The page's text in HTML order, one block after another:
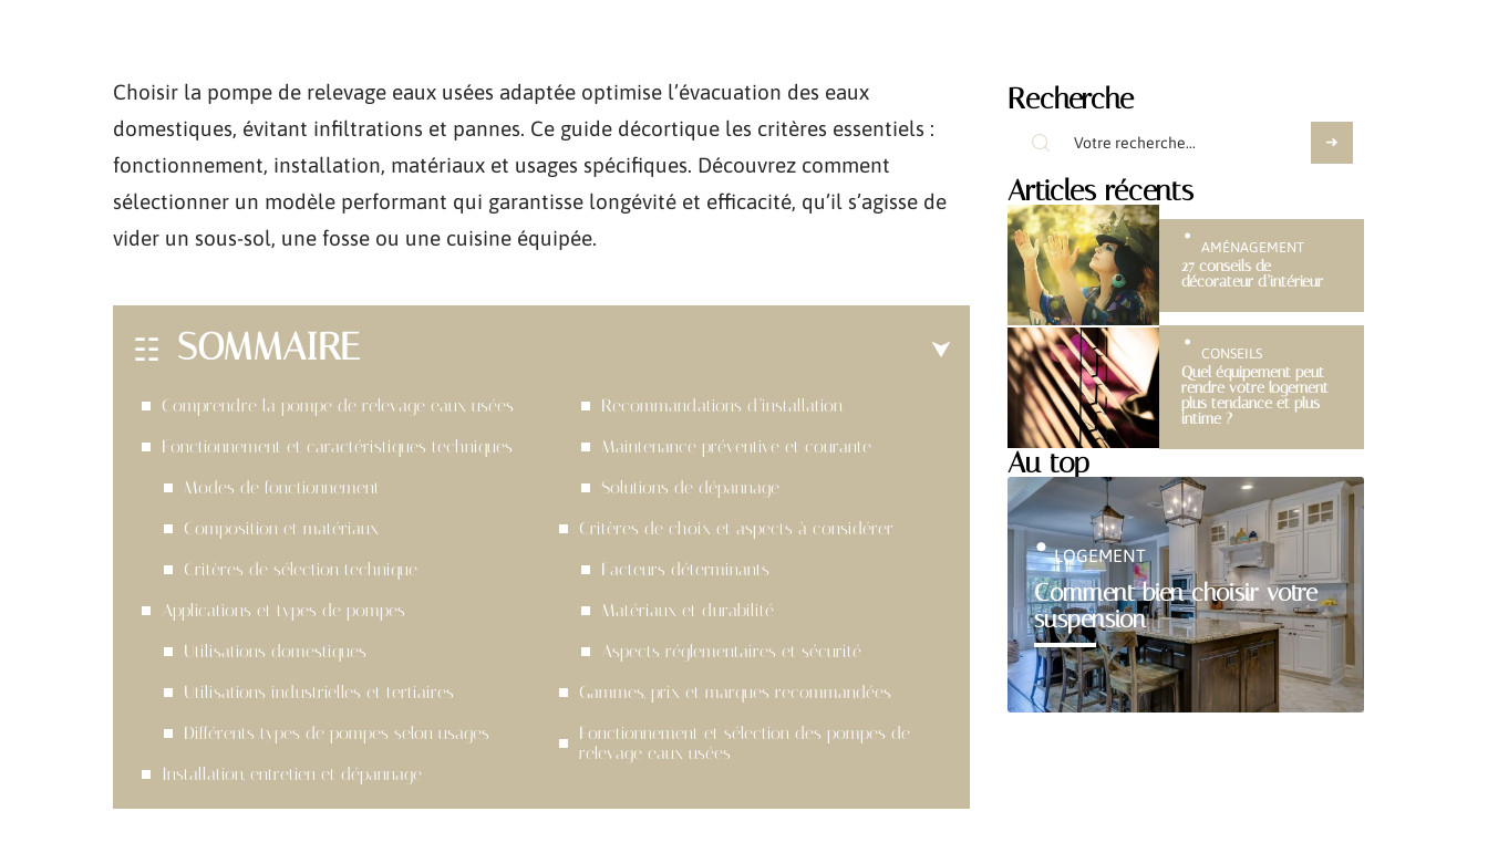
Choisir la pompe de relevage eaux usées adaptée optimise l’évacuation des eaux
domestiques, évitant infiltrations et pannes. Ce guide décortique les critères essentiels :
fonctionnement, installation, matériaux et usages spécifiques. Découvrez comment
sélectionner un modèle performant qui garantisse longévité et efficacité, qu’il s’agisse de
vider un sous-sol, une fosse ou une cuisine équipée.
SOMMAIRE
Comprendre la pompe de relevage eaux usées
Fonctionnement et caractéristiques techniques
Modes de fonctionnement
Composition et matériaux
Critères de sélection technique
Applications et types de pompes
Utilisations domestiques
Utilisations industrielles et tertiaires
Différents types de pompes selon usages
Installation, entretien et dépannage
Recommandations d’installation
Maintenance préventive et courante
Solutions de dépannage
Critères de choix et aspects à considérer
Facteurs déterminants
Matériaux et durabilité
Aspects réglementaires et sécurité
Gammes, prix et marques recommandées
Fonctionnement et sélection des pompes de
relevage eaux usées
Recherche
Articles récents
AMÉNAGEMENT
27 conseils de
décorateur d’intérieur
CONSEILS
Quel équipement peut
rendre votre logement
plus tendance et plus
intime ?
Au top
Comment bien choisir votre
suspension
LOGEMENT